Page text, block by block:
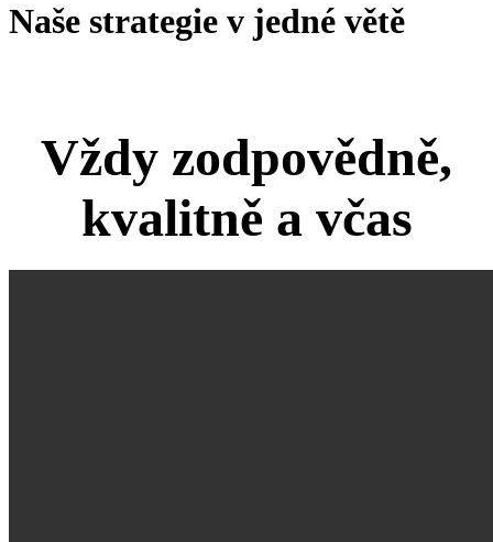
Naše strategie v jedné větě
Vždy zodpovědně,
kvalitně a včas